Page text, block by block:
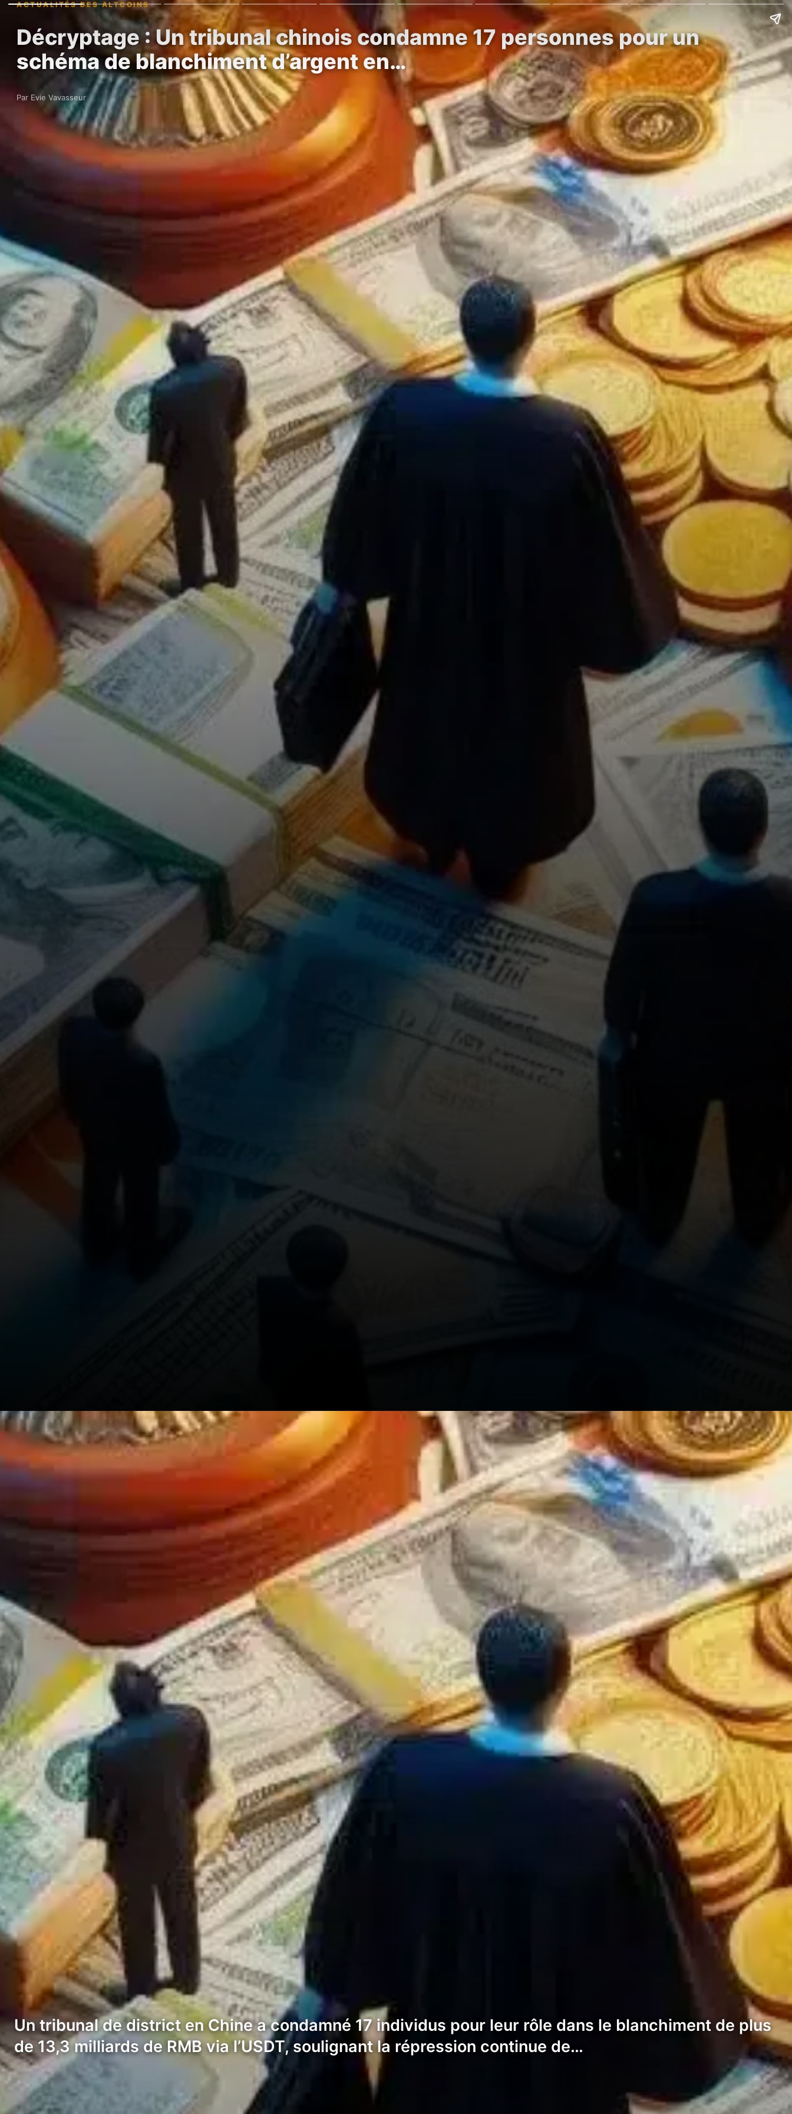
ACTUALITÉS DES ALTCOINS
Décryptage : Un tribunal chinois condamne 17 personnes pour un
schéma de blanchiment d’argent en…
Par Evie Vavasseur
Un tribunal de district en Chine a condamné 17 individus pour leur rôle dans le blanchiment de plus
de 13,3 milliards de RMB via l’USDT, soulignant la répression continue de…